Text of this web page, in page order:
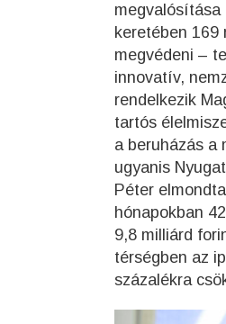
megvalósítása
keretében
megvédeni –
innovatív,
rendelkezik
tartós
a beruházás a
ugyanis
Péter
hónapokban
9,8 milliárd
térségben az
százalékra